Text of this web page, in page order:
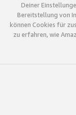
Deiner
Bereitstellung von
können Cookies für
zu erfahren, wie